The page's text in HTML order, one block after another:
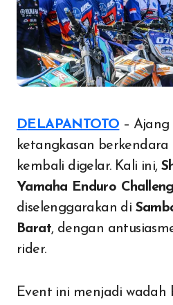
DELAPANTOTO –
ketangkasan
kembali digelar. Kali ini,
Yamaha Enduro
diselenggarakan di
Barat, dengan
rider.
Event ini menjadi wadah